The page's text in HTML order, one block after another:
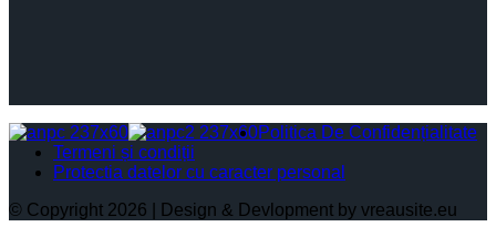
Politica De Confidențialitate
Termeni și condiții
Protectia datelor cu caracter personal
© Copyright 2026 | Design & Devlopment by vreausite.eu